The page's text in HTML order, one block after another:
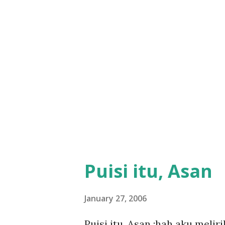
Puisi itu, Asan
January 27, 2006